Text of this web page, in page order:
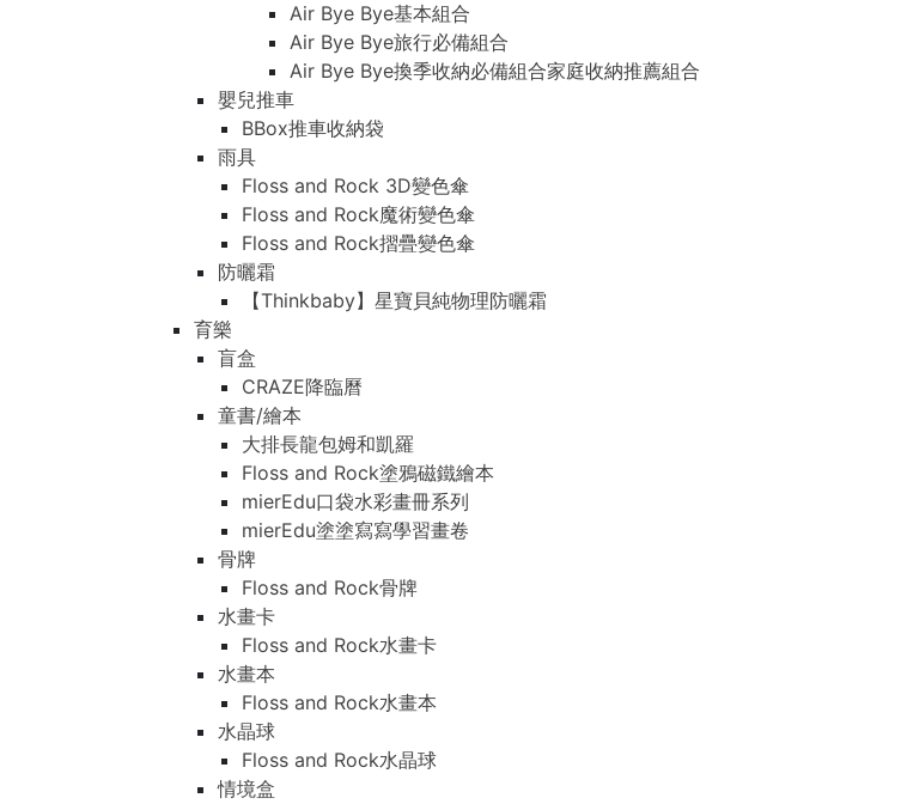
Air Bye Bye基本組合
Air Bye Bye旅行必備組合
Air Bye Bye換季收納必備組合家庭收納推薦組合
嬰兒推車
BBox推車收納袋
雨具
Floss and Rock 3D變色傘
Floss and Rock魔術變色傘
Floss and Rock摺疊變色傘
防曬霜
【Thinkbaby】星寶貝純物理防曬霜
育樂
盲盒
CRAZE降臨曆
童書/繪本
大排長龍包姆和凱羅
Floss and Rock塗鴉磁鐵繪本
mierEdu口袋水彩畫冊系列
mierEdu塗塗寫寫學習畫卷
骨牌
Floss and Rock骨牌
水畫卡
Floss and Rock水畫卡
水畫本
Floss and Rock水畫本
水晶球
Floss and Rock水晶球
情境盒